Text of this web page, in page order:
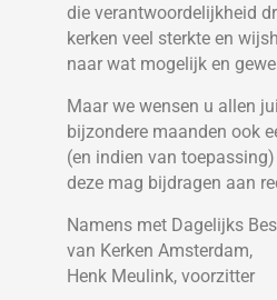
die verantwoordelijkheid
kerken veel sterkte en
naar wat mogelijk en
Maar we wensen u allen
bijzondere maanden ook
(en indien van
deze mag bijdragen aan
Namens met Dagelijks
van Kerken Amsterdam,
Henk Meulink, voorzitter